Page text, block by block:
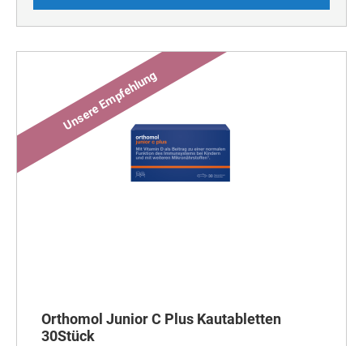
Orthomol Junior C Plus Kautabletten
30Stück